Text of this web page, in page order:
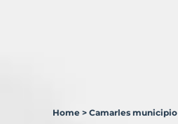
Home > Camarles municipio